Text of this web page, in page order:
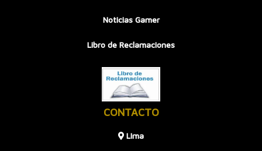
Noticias Gamer
Libro de Reclamaciones
CONTACTO
LIma